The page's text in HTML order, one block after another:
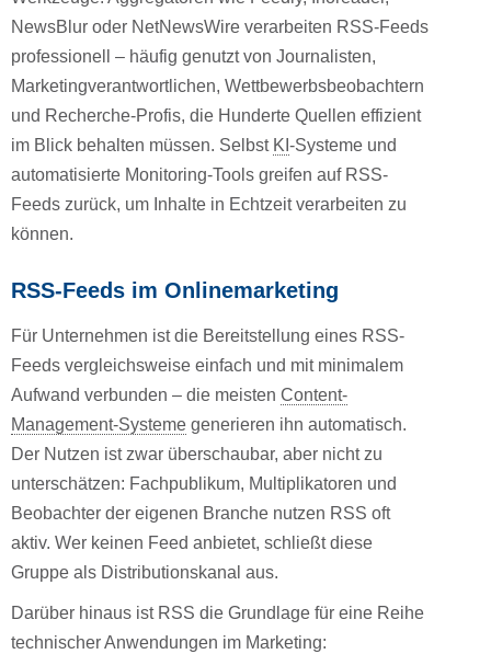
NewsBlur oder NetNewsWire verarbeiten RSS-Feeds
professionell – häufig genutzt von Journalisten,
Marketingverantwortlichen, Wettbewerbsbeobachtern
und Recherche-Profis, die Hunderte Quellen effizient
im Blick behalten müssen. Selbst KI -Systeme und
automatisierte Monitoring-Tools greifen auf RSS-
Feeds zurück, um Inhalte in Echtzeit verarbeiten zu
können.
RSS-Feeds im Onlinemarketing
Für Unternehmen ist die Bereitstellung eines RSS-
Feeds vergleichsweise einfach und mit minimalem
Aufwand verbunden – die meisten Content-
Management-Systeme generieren ihn automatisch.
Der Nutzen ist zwar überschaubar, aber nicht zu
unterschätzen: Fachpublikum, Multiplikatoren und
Beobachter der eigenen Branche nutzen RSS oft
aktiv. Wer keinen Feed anbietet, schließt diese
Gruppe als Distributionskanal aus.
Darüber hinaus ist RSS die Grundlage für eine Reihe
technischer Anwendungen im Marketing: